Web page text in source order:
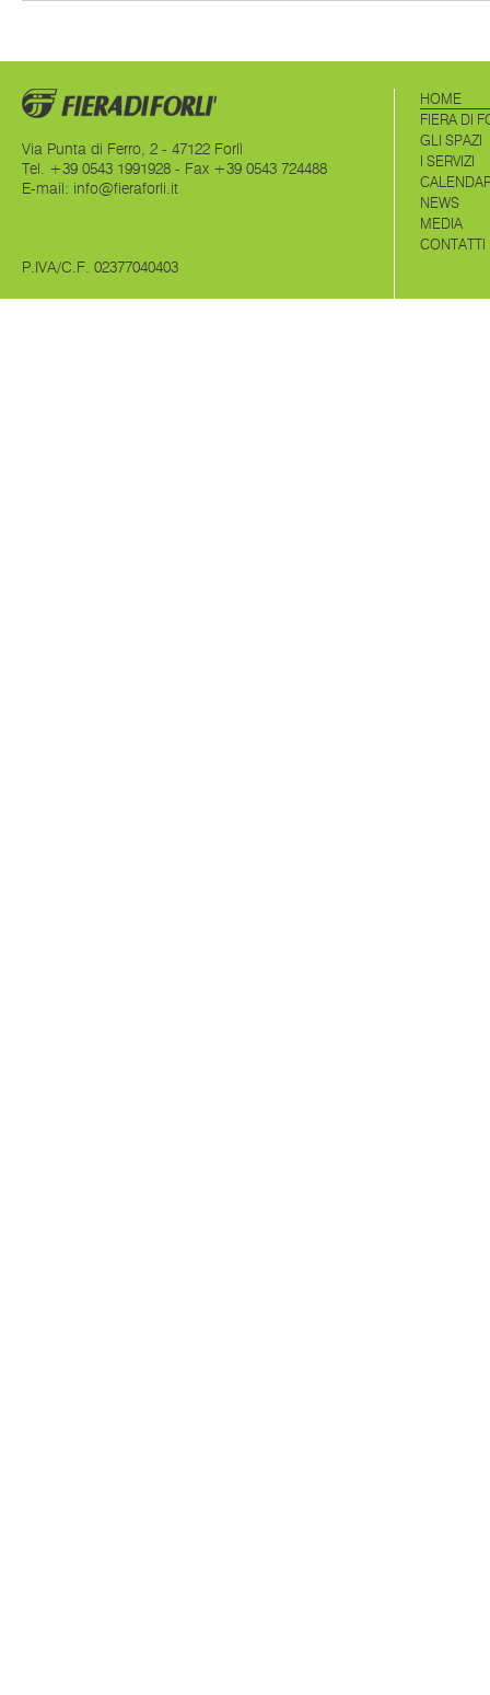
Via Punta di Ferro, 2 - 47122 Forlì
Tel. +39 0543 1991928 - Fax +39 0543 724488
E-mail: info@fieraforli.it
P.IVA/C.F. 02377040403
HOME
FIERA DI
GLI SPAZI
I SERVIZI
NEWS
MEDIA
CONTATTI